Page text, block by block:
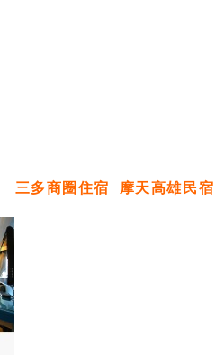
三多商圈住宿 摩天高雄民宿